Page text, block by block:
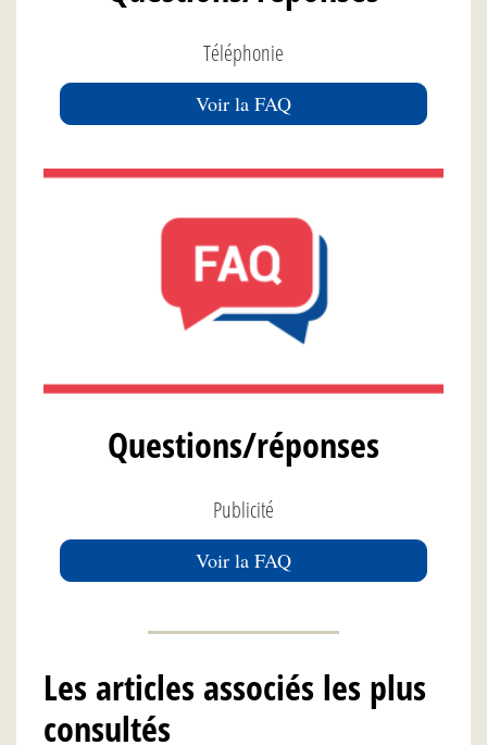
Téléphonie
Voir la FAQ
Questions/réponses
Publicité
Voir la FAQ
Les articles associés les plus
consultés